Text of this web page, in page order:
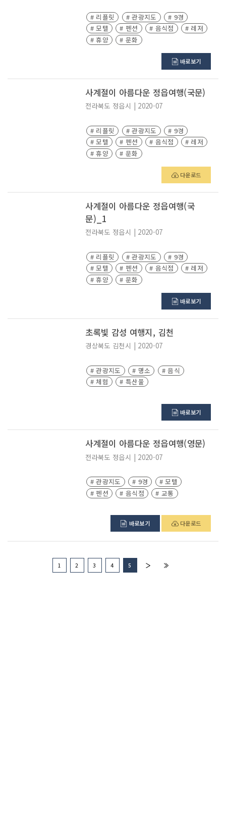
# 리플릿 # 관광지도
# 9경
# 모텔
# 펜션 # 음식점
# 레저
# 휴양
# 문화
바로보기
사계절이 아름다운 정읍여행(국문)
전라북도 정읍시 2020-07
# 리플릿 # 관광지도
# 9경
# 모텔
# 펜션 # 음식점
# 레저
# 휴양
# 문화
다운로드
사계절이 아름다운 정읍여행(국
문)_1
전라북도 정읍시 2020-07
# 리플릿 # 관광지도
# 9경
# 모텔
# 펜션 # 음식점
# 레저
# 휴양
# 문화
바로보기
초록빛 감성 여행지, 김천
경상북도 김천시 2020-07
# 관광지도 # 명소
# 음식
# 체험
# 특산물
바로보기
사계절이 아름다운 정읍여행(영문)
전라북도 정읍시 | 2020-07
# 관광지도 # 9경
# 모텔
# 펜션
# 음식점 # 교통
바로보기 다운로드
1 2 3 4 5